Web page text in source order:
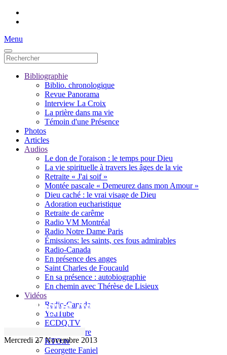
Menu
Bibliographie
Biblio. chronologique
Revue Panorama
Interview La Croix
La prière dans ma vie
Témoin d'une Présence
Photos
Articles
Audios
Le don de l'oraison : le temps pour Dieu
La vie spirituelle à travers les âges de la vie
Retraite « J'ai soif »
Montée pascale « Demeurez dans mon Amour »
Dieu caché : le vrai visage de Dieu
Adoration eucharistique
Retraite de carême
Radio VM Montréal
Radio Notre Dame Paris
Émissions: les saints, ces fous admirables
Radio-Canada
En présence des anges
Saint Charles de Foucauld
En sa présence : autobiographie
En chemin avec Thérèse de Lisieux
Vidéos
Radio-Canada
YouTube
ECDQ.TV
Sel et Lumière
KTO.tv
Georgette Faniel
Le blogue de Jacques Gauthier
Mercredi 27 Novembre 2013